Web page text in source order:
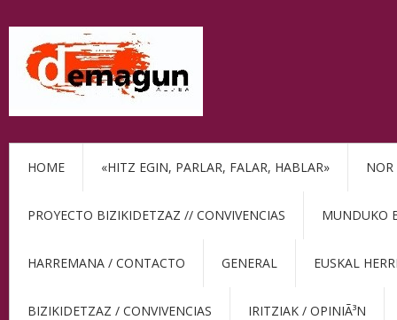
HOME «HITZ EGIN, PARLAR, FALAR, HABLAR» NOR
PROYECTO BIZIKIDETZAZ // CONVIVENCIAS MUNDUKO
HARREMANA / CONTACTO GENERAL EUSKAL
BIZIKIDETZAZ / CONVIVENCIAS IRITZIAK / OPINIÃ³N